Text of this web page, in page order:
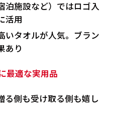
泊施設など）ではロゴ入
活用
いタオルが人気。ブラン
あり
最適な実用品
る側も受け取る側も嬉し